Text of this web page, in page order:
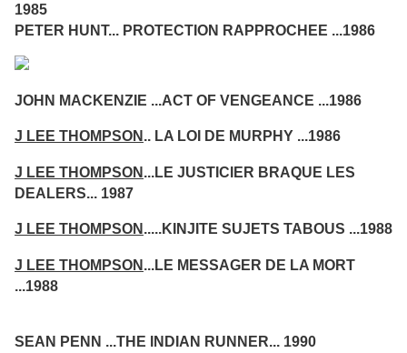
1985
PETER HUNT... PROTECTION RAPPROCHEE ...1986
JOHN MACKENZIE ...ACT OF VENGEANCE ...1986
J LEE THOMPSON .. LA LOI DE MURPHY ...1986
J LEE THOMPSON ...LE JUSTICIER BRAQUE LES
DEALERS... 1987
J LEE THOMPSON .....KINJITE SUJETS TABOUS ...1988
J LEE THOMPSON ...LE MESSAGER DE LA MORT
...1988
SEAN PENN ...THE INDIAN RUNNER... 1990